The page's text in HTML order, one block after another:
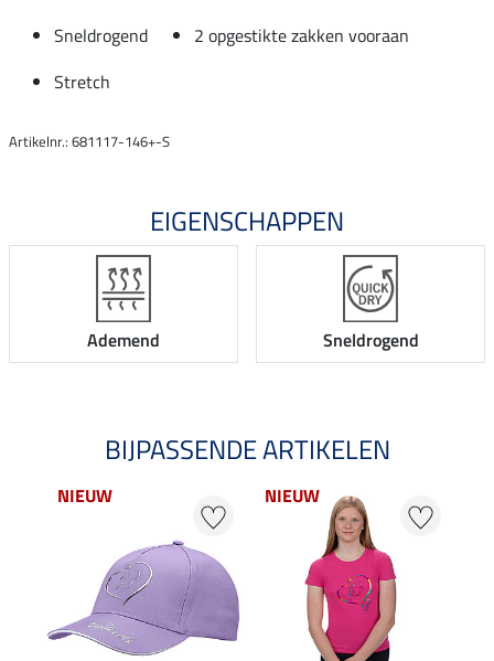
Sneldrogend
2 opgestikte zakken vooraan
Stretch
Artikelnr.: 681117-146+-S
EIGENSCHAPPEN
Ademend Sneldrogend
BIJPASSENDE ARTIKELEN
NIEUW NIEUW